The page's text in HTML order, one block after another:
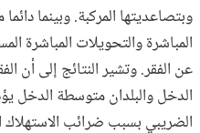
وبتصاعديتها المركبة. وبينما
المباشرة والتحويلات المباشرة
عن الفقر. وتشير النتائج إلى أن
الدخل والبلدان متوسطة الدخل
الضريبي بسبب ضرائب الاستهلاك